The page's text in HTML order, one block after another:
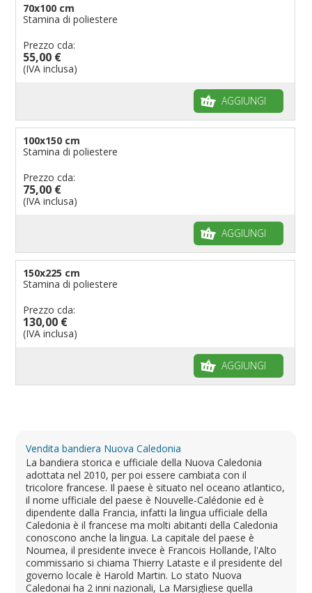
70x100 cm
Stamina di poliestere
Prezzo cda:
55,00 €
(IVA inclusa)
AGGIUNGI
100x150 cm
Stamina di poliestere
Prezzo cda:
75,00 €
(IVA inclusa)
AGGIUNGI
150x225 cm
Stamina di poliestere
Prezzo cda:
130,00 €
(IVA inclusa)
AGGIUNGI
Vendita bandiera Nuova Caledonia
La bandiera storica e ufficiale della Nuova Caledonia
adottata nel 2010, per poi essere cambiata con il
tricolore francese. Il paese è situato nel oceano atlantico,
il nome ufficiale del paese è Nouvelle-Calédonie ed è
dipendente dalla Francia, infatti la lingua ufficiale della
Caledonia è il francese ma molti abitanti della Caledonia
conoscono anche la lingua. La capitale del paese è
Noumea, il presidente invece è Francois Hollande, l'Alto
commissario si chiama Thierry Lataste e il presidente del
governo locale è Harold Martin. Lo stato Nuova
Caledonai ha 2 inni nazionali, La Marsigliese quella